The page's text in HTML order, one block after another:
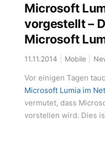
Microsoft
vorgestellt –
Microsoft
11.11.2014 Mobile
Vor einigen Tagen
Microsoft Lumia im
vermutet, dass
vorstellen wird. Dies